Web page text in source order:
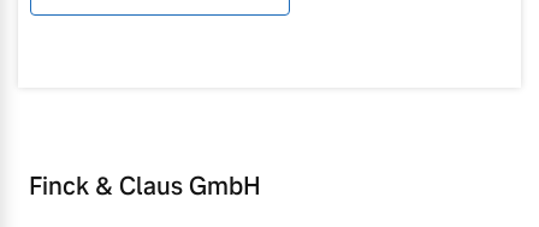
Finck & Claus GmbH